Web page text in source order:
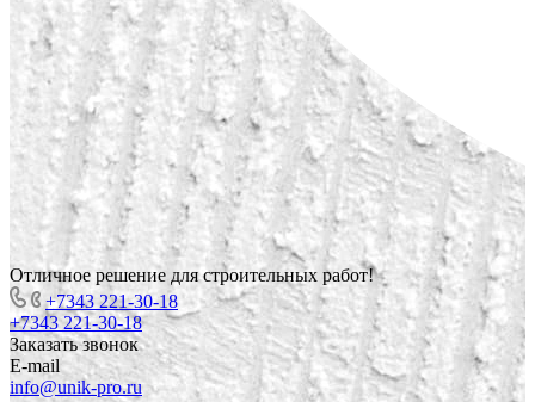
Отличное решение для строительных работ!
+7343 221-30-18
+7343 221-30-18
Заказать звонок
E-mail
info@unik-pro.ru